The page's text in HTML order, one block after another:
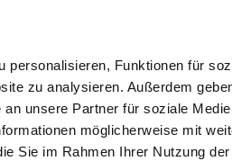
personalisieren, Funktionen für
zu analysieren. Außerdem
unsere Partner für soziale
möglicherweise mit
Sie im Rahmen Ihrer Nutzung
BUCHEN
abschicken